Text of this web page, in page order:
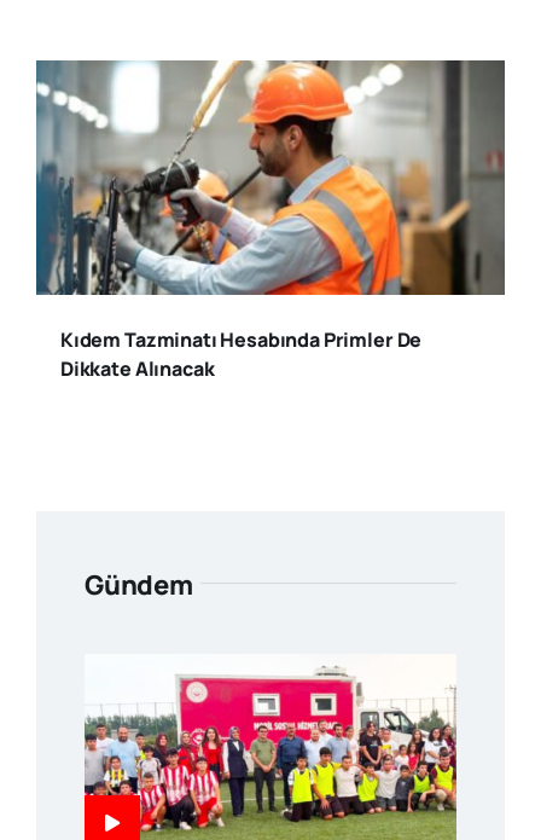
Kıdem Tazminatı Hesabında Primler De
Dikkate Alınacak
Gündem